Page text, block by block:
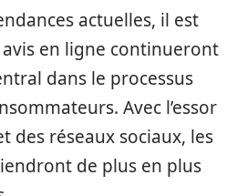
actuelles, il est
en ligne continueront
dans le processus
Avec l’essor
des réseaux sociaux, les
de plus en plus